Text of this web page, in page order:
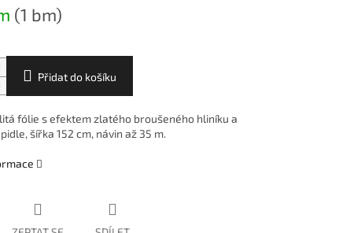
(1 bm)
Přidat do košíku
fólie s efektem zlatého broušeného hliníku a
šířka 152 cm, návin až 35 m.